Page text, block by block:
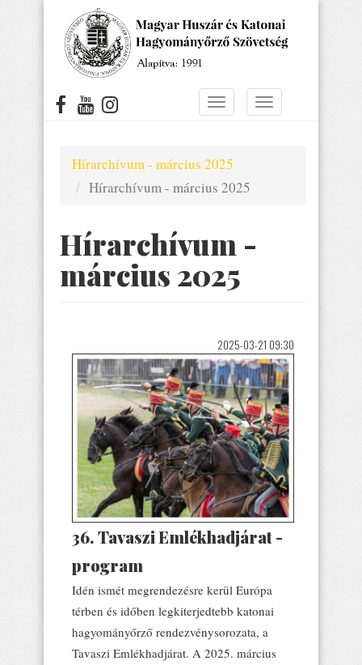
Navigáció
Navigáció
Hírarchívum - március 2025
Hírarchívum - március 2025
Hírarchívum -
március 2025
2025-03-21 09:30
36. Tavaszi Emlékhadjárat -
program
Idén ismét megrendezésre kerül Európa
térben és időben legkiterjedtebb katonai
hagyományőrző rendezvénysorozata, a
Tavaszi Emlékhadjárat. A 2025. március